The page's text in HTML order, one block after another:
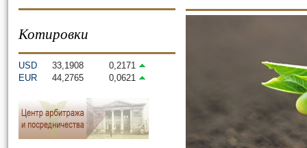
Котировки
USD 33,1908
0,2171
EUR
44,2765 0,0621